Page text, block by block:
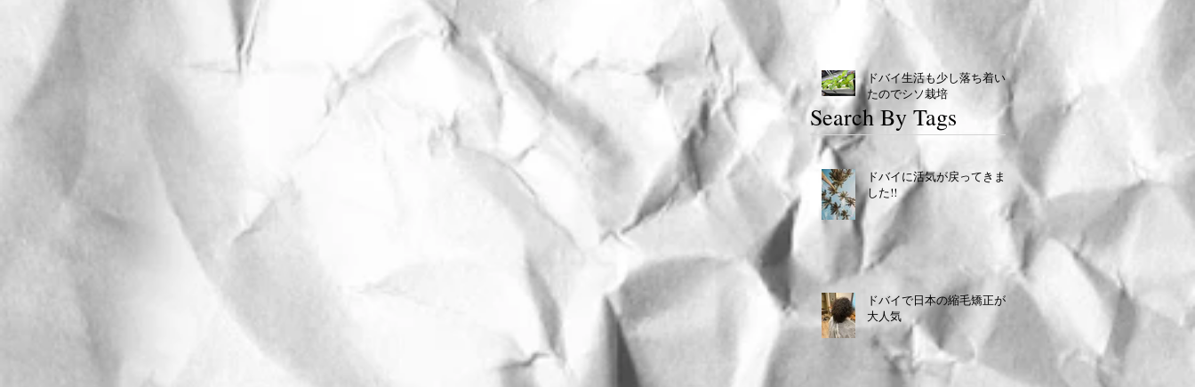
Search By Tags
ドバイ生活も少し落ち着い
たのでシソ栽培
ドバイに活気が戻ってきま
した!!
ドバイで日本の縮毛矯正が
大人気